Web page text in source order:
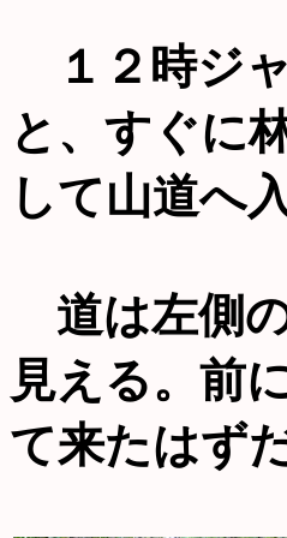
１２時ジ
と、すぐに
して山道へ
道は左側
見える。前
て来たはず